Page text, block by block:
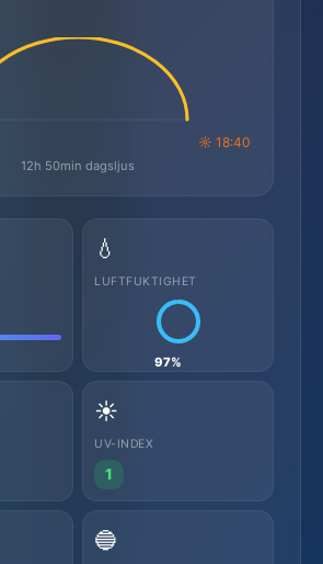
☼ 18:40
12h 50min dagsljus
💧
LUFTFUKTIGHET
97%
☀️
UV-INDEX
1
🔵